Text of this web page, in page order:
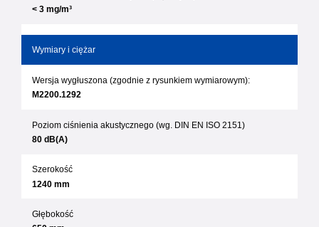
< 3 mg/m³
Wymiary i ciężar
Wersja wygłuszona (zgodnie z rysunkiem wymiarowym):
M2200.1292
Poziom ciśnienia akustycznego (wg. DIN EN ISO 2151)
80 dB(A)
Szerokość
1240 mm
Głębokość